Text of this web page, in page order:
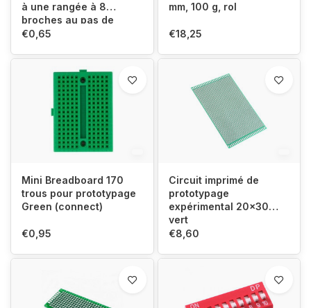
à une rangée à 8
broches au pas de
2,54 mm - Empilable
€0,65
mm, 100 g, rol
€18,25
Mini Breadboard 170
trous pour prototypage
Green (connect)
€0,95
Circuit imprimé de
prototypage
expérimental 20x30
vert
€8,60